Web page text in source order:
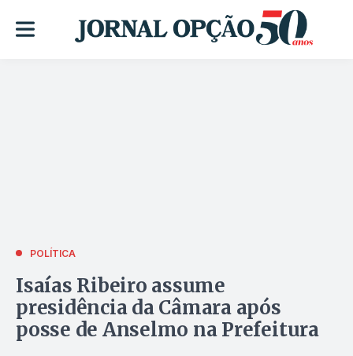
POLÍTICA
Isaías Ribeiro assume
presidência da Câmara após
posse de Anselmo na Prefeitura